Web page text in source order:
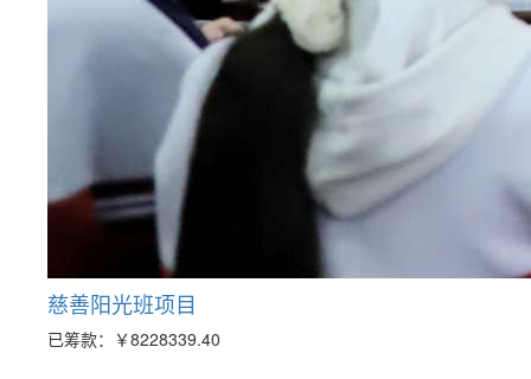
慈善阳光班项目
已筹款： ￥8228339.40